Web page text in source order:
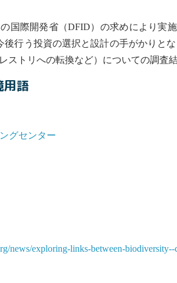
国際開発省（DFID）の求めにより実
後行う投資の選択と設計の手がかり
ストリへの転換など）についての調査
用語
グセンター
news/exploring-links-between-biodiversity--